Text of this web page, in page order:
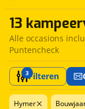
13
Alle occasions
Puntencheck
3Filteren
Hymer